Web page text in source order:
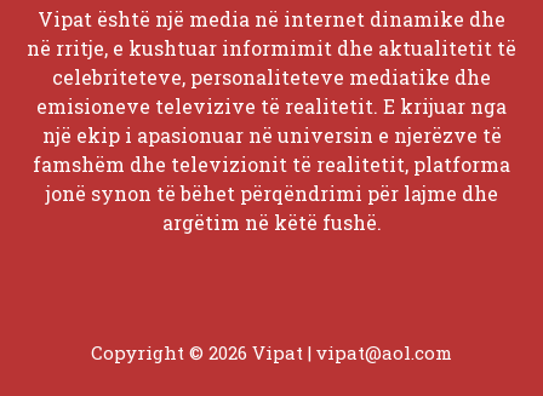
Vipat është një media në internet dinamike dhe
në rritje, e kushtuar informimit dhe aktualitetit të
celebriteteve, personaliteteve mediatike dhe
emisioneve televizive të realitetit. E krijuar nga
një ekip i apasionuar në universin e njerëzve të
famshëm dhe televizionit të realitetit, platforma
jonë synon të bëhet përqëndrimi për lajme dhe
argëtim në këtë fushë.
Copyright © 2026 Vipat | vipat@aol.com